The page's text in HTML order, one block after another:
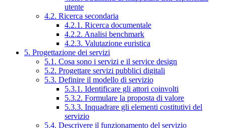
utente
4.2. Ricerca secondaria
4.2.1. Ricerca documentale
4.2.2. Analisi benchmark
4.2.3. Valutazione euristica
5. Progettazione dei servizi
5.1. Cosa sono i servizi e il service design
5.2. Progettare servizi pubblici digitali
5.3. Definire il modello di servizio
5.3.1. Identificare gli attori coinvolti
5.3.2. Formulare la proposta di valore
5.3.3. Inquadrare gli elementi costitutivi del
servizio
5.4. Descrivere il funzionamento del servizio